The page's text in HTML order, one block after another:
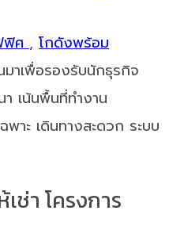
ฟิศ, โกดังพร้อม
าเพื่อรองรับนักธุรกิจ
เน้นพื้นที่ทำงาน
าะ เดินทางสะดวก ระบบ
ช่า โครงการ